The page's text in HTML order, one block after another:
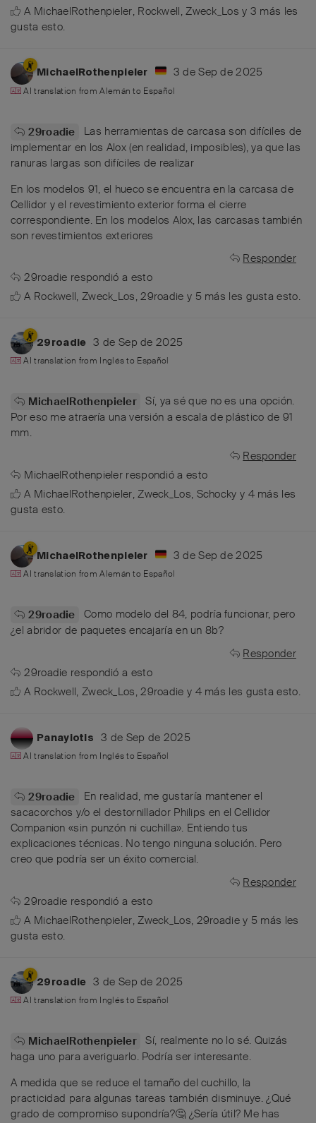
A MichaelRothenpieler, Rockwell,Zweck_Los y 3 más les
gusta esto.
MichaelRothenpieler 3 de Sep de 2025
AI translation fromAlemán to Español
29roadie
Las herramientas de carcasa son difíciles de
implementar en los Alox (en realidad, imposibles), ya que las
ranuras largas son difíciles de realizar
En los modelos 91, el hueco se encuentra en la carcasa de
Cellidor y el revestimiento exterior forma el cierre
correspondiente. En los modelos Alox, las carcasas también
son revestimientos exteriores
Responder
29roadie respondió a esto
A Rockwell, Zweck_Los,29roadie y 5 más les gusta esto.
29roadie 3 de Sep de 2025
AI translation from Inglésto Español
MichaelRothenpieler Sí, ya sé que no es una opción.
Por eso me atraería una versión a escala de plástico de 91
mm.
Responder
MichaelRothenpieler respondió a esto
A MichaelRothenpieler,Zweck_Los, Schocky y 4más les
gusta esto.
MichaelRothenpieler 3 de Sep de 2025
AI translation fromAlemán to Español
29roadie
Como modelo del 84, podría funcionar, pero
¿el abridor de paquetes encajaría en un 8b?
Responder
29roadie respondió a esto
A Rockwell, Zweck_Los,29roadie y 4más les gusta esto.
Panayiotis 3 de Sep de 2025
AI translation from Inglésto Español
29roadie
En realidad, me gustaría mantener el
sacacorchos y/o el destornillador Philips en el Cellidor
Companion «sin punzón ni cuchilla». Entiendo tus
explicaciones técnicas. No tengo ninguna solución. Pero
creo que podría ser un éxito comercial.
Responder
29roadie respondió a esto
A MichaelRothenpieler,Zweck_Los, 29roadiey 5 más les
gusta esto.
29roadie 3 de Sep de 2025
AI translation from Inglésto Español
MichaelRothenpieler Sí, realmente no lo sé. Quizás
haga uno para averiguarlo. Podría ser interesante.
A medida que se reduce el tamaño del cuchillo, la
practicidad para algunas tareas también disminuye. ¿Qué
grado de compromiso supondría?🤔 ¿Sería útil? Me has